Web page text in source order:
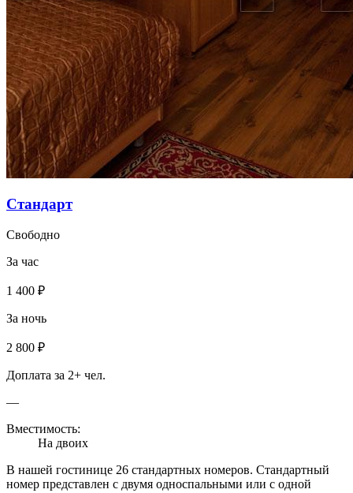
Стандарт
Свободно
За час
1 400 ₽
За ночь
2 800 ₽
Доплата за 2+ чел.
—
Вместимость:
На двоих
В нашей гостинице 26 стандартных номеров. Стандартный
номер представлен с двумя односпальными или с одной